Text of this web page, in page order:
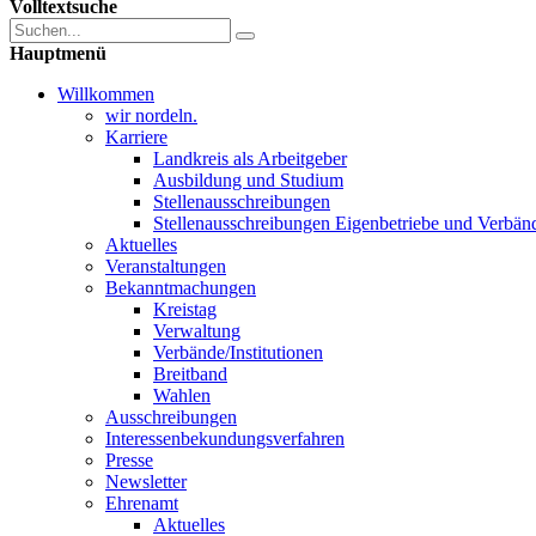
Volltextsuche
Hauptmenü
Willkommen
wir nordeln.
Karriere
Landkreis als Arbeitgeber
Ausbildung und Studium
Stellenausschreibungen
Stellenausschreibungen Eigenbetriebe und
Aktuelles
Veranstaltungen
Bekanntmachungen
Kreistag
Verwaltung
Verbände/Institutionen
Breitband
Wahlen
Ausschreibungen
Interessen­bekundungsverfahren
Presse
Newsletter
Ehrenamt
Aktuelles